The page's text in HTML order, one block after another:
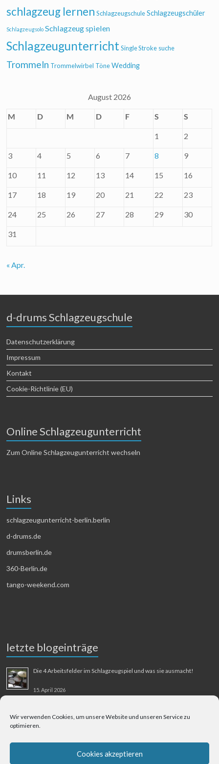
Wir verwenden Cookies, um unsere Website und unseren Service zu
optimieren.
Cookies akzeptieren
schlagzeug lernen Schlagzeugschule Schlagzeugschüler
Schlagzeugsolo Schlagzeug spielen
Schlagzeugunterricht Single Stroke suche
Trommeln Trommelwirbel Töne Wedding
August 2026
M D M D F S S
1 2
3 4 5 6 7 8 9
10 11 12 13 14 15 16
17 18 19 20 21 22 23
24 25 26 27 28 29 30
31
« Apr.
d-drums Schlagzeugschule
Datenschutzerklärung
Impressum
Kontakt
Cookie-Richtlinie (EU)
Online Schlagzeugunterricht
Zum Online Schlagzeugunterricht wechseln
Links
schlagzeugunterricht-berlin.berlin
d-drums.de
drumsberlin.de
360-Berlin.de
tango-weekend.com
letzte blogeinträge
Die 4 Arbeitsfelder im Schlagzeugspiel und was sie ausmacht!
15. April 2026
31. August 2025
Berliner Flughafen Tegel – Berlin-Bangkok